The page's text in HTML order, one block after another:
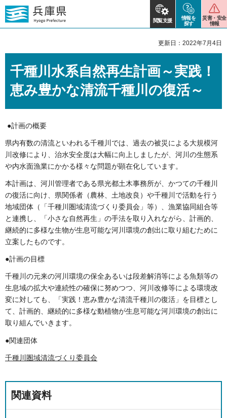
閲覧支援
情報を
探す
災害・安全
情報
更新日：2022年7月4日
千種川水系自然再生計画～実践！
恵み豊かな清流千種川の復活～
●計画の概要
県内有数の清流といわれる千種川では、過去の被災による大規模河
川改修により、治水安全度は大幅に向上しましたが、河川の生態系
や内水面漁業にかかる様々な問題が顕在化しています。
本計画は、河川管理者である県光都土木事務所が、かつての千種川
の復活に向け、県関係者（農林、土地改良）や千種川で活動を行う
地域団体（「千種川圏域清流づくり委員会」等）、漁業協同組合等
と連携し、「小さな自然再生」の手法を取り入れながら、計画的、
継続的に多様な生物が生息可能な河川環境の創出に取り組むために
立案したものです。
●計画の目標
千種川の元来の河川環境の保全あるいは段差解消等による魚類等の
生息域の拡大や連続性の確保に努めつつ、河川改修等による環境改
変に対しても、「実践！恵み豊かな清流千種川の復活」を目標とし
て、計画的、継続的に多様な動植物が生息可能な河川環境の創出に
取り組んでいきます。
●関連団体
千種川圏域清流づくり委員会
関連資料